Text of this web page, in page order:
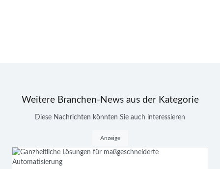
Weitere Branchen-News aus der Kategorie
Diese Nachrichten könnten Sie auch interessieren
Anzeige